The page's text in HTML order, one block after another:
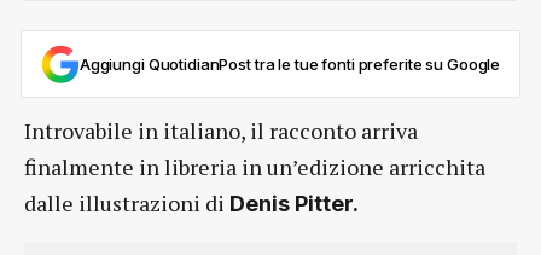
Aggiungi QuotidianPost tra le tue fonti preferite su Google
Introvabile in italiano, il racconto arriva
finalmente in libreria in un’edizione arricchita
dalle illustrazioni di Denis Pitter.